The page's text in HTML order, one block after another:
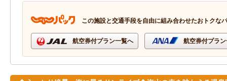
この施設と交通手段を自由に組み合わせたおトクな
航空券付プラン一覧へ 航空券付プラ